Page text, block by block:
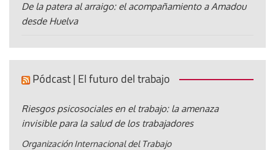
De la patera al arraigo: el acompañamiento a Amadou
desde Huelva
Pódcast | El futuro del trabajo
Riesgos psicosociales en el trabajo: la amenaza
invisible para la salud de los trabajadores
Organización Internacional del Trabajo